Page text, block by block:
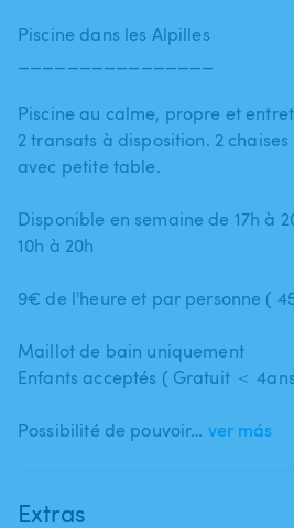
Piscine dans les Alpilles
Piscine au calme​,​ propre et
2 transats à disposition. 2
avec petite table.
Disponible en semaine de 17h à
10h à 20h
9€ de l'heure et par personne (
Maillot de bain uniquement
Enfants acceptés ( Gratuit ＜
Possibilité de pouvoir… ver más
Extras